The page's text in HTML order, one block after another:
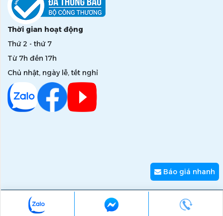
Thời gian hoạt động
Thứ 2 - thứ 7
Từ 7h đến 17h
Chủ nhật, ngày lễ, tết nghỉ
Copyright © 2026 zumi.com.vn - Giải pháp nâng tầm giá trị
thương hiệu
Báo giá nhanh